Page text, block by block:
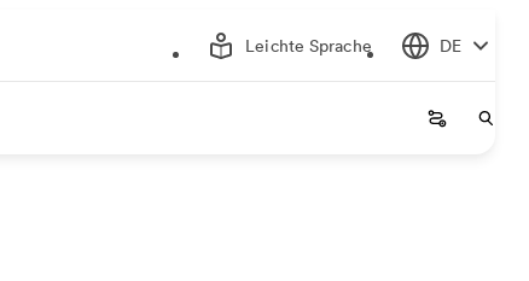
Leichte Sprache DE
Startseite